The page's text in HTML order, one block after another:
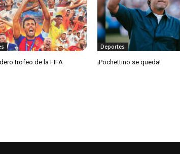
trofeo de la FIFA
Deportes
¡Pochettino se queda!